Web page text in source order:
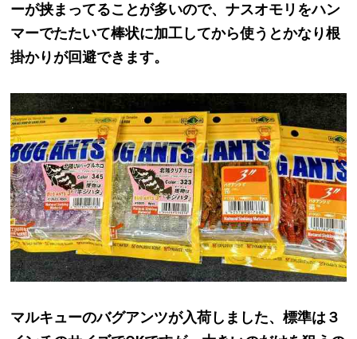
ーが挟まってることが多いので、ナスオモリをハン
マーでたたいて棒状に加工してから使うとかなり根
掛かりが回避できます。
マルキューのバグアンツが入荷しました、標準は３